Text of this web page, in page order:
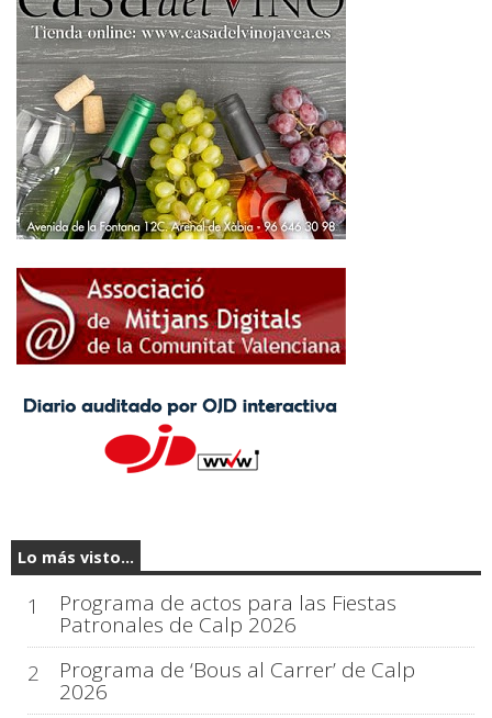
Lo más visto...
1 Programa de actos para las Fiestas
Patronales de Calp 2026
2
Programa de ‘Bous al Carrer’ de Calp
2026